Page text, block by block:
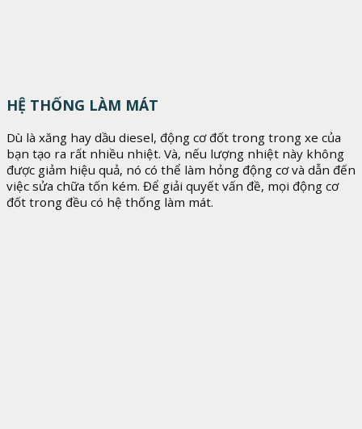
HỆ THỐNG LÀM MÁT
Dù là xăng hay dầu diesel, động cơ đốt trong trong xe của
bạn tạo ra rất nhiều nhiệt. Và, nếu lượng nhiệt này không
được giảm hiệu quả, nó có thể làm hỏng động cơ và dẫn đến
việc sửa chữa tốn kém. Để giải quyết vấn đề, mọi động cơ
đốt trong đều có hệ thống làm mát.